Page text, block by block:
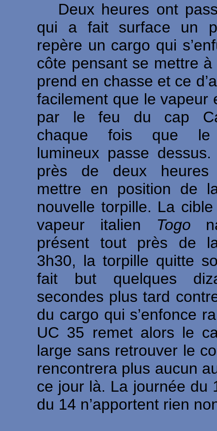
Deux heures ont
qui a fait surface un
repère un cargo qui
côte pensant se mettre à
prend en chasse et ce
facilement que le vapeur
par le feu du cap
chaque fois que le
lumineux passe
près de deux
mettre en position de
nouvelle torpille. La
vapeur italien Togo
présent tout près de
3h30, la torpille quitte
fait but quelques
secondes plus tard
du cargo qui s’enfonce
UC 35 remet alors le
large sans retrouver le
rencontrera plus aucun
ce jour là. La journée du
du 14 n’apportent rien